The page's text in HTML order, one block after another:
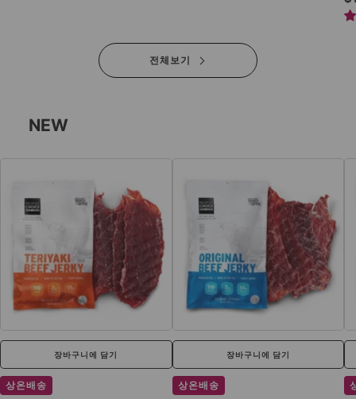
전체보기
NEW
장바구니에 담기
상온배송
장바구니에 담기
상온배송